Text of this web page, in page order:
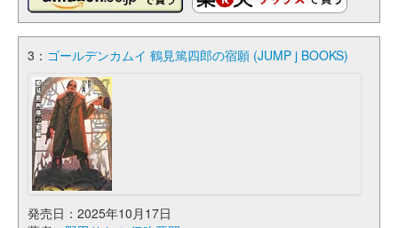
3： ゴールデンカムイ 鶴見篤四郎の宿願 (JUMP j BOOKS)
発売日：2025年10月17日